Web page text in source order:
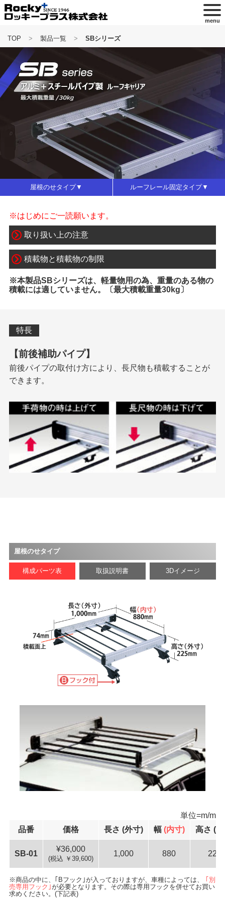
menu
TOP 製品一覧 SBシリーズ
屋根のせタイプ ルーフレール固定タイプ
はじめにご一読願います。
取り扱い上の注意
積載物と積載物の制限
本製品SBシリーズは、軽量物用の為、重量のある物の
積載には適していません。〔最大積載重量30kg〕
特長
【前後補助パイプ】
前後パイプの取付け方により、長尺物も積載することが
できます。
屋根のせタイプ
構成パーツ表 取扱説明書 3Dイメージ
単位=m/m
品番
価格 長さ (外寸) 幅 (内寸) 高さ (
SB-01
36,000
(税込 ￥39,600)
1,000 880 225
商品の中に、｢Bフック｣が入っておりますが、車種によっては、
｢別
売専用フック｣が必要となります。その際は専用フックを併せてお買い
求めください。(下記表)